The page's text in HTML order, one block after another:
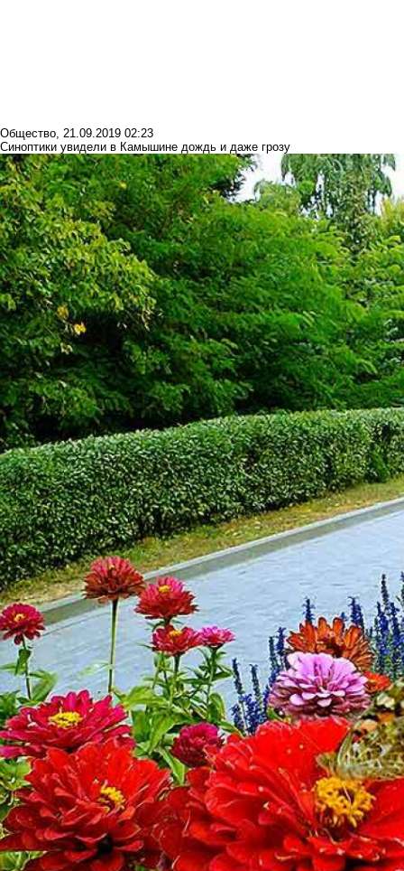
Общество, 21.09.2019 02:23
Синоптики увидели в Камышине дождь и даже грозу